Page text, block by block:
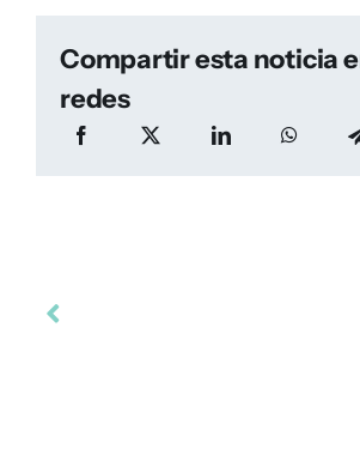
Compartir esta noticia
redes